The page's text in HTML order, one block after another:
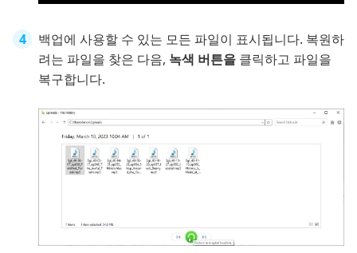
백업에 사용할 수 있는 모든 파일이 표시됩니다. 복원하
려는 파일을 찾은 다음, 녹색 버튼을 클릭하고 파일을
복구합니다.